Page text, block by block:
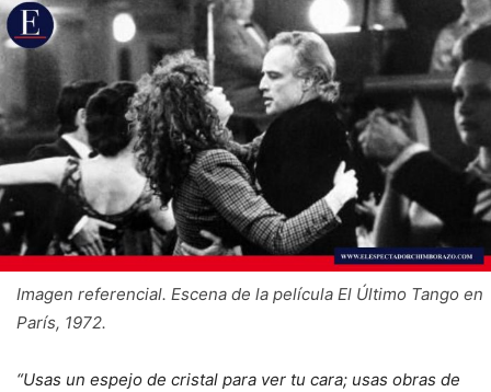
Imagen referencial. Escena de la película El Último Tango en
París, 1972.
“Usas un espejo de cristal para ver tu cara; usas obras de